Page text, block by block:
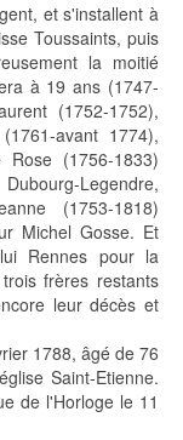
et s'installent à
Toussaints, puis
la moitié
à 19 ans (1747-
(1752-1752),
avant 1774),
(1756-1833)
Legendre,
(1753-1818)
Michel Gosse. Et
Rennes pour la
frères restants
leur décès et
1788, âgé de 76
Saint-Etienne.
de l'Horloge le 11